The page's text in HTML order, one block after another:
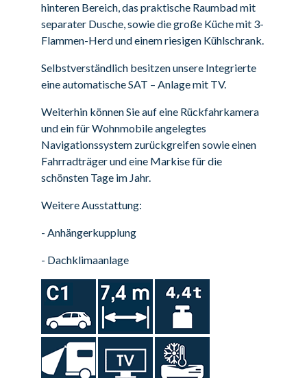
hinteren Bereich, das praktische Raumbad mit
separater Dusche, sowie die große Küche mit 3-
Flammen-Herd und einem riesigen Kühlschrank.
Selbstverständlich besitzen unsere Integrierte
eine automatische SAT – Anlage mit TV.
Weiterhin können Sie auf eine Rückfahrkamera
und ein für Wohnmobile angelegtes
Navigationssystem zurückgreifen sowie einen
Fahrradträger und eine Markise für die
schönsten Tage im Jahr.
Weitere Ausstattung:
- Anhängerkupplung
- Dachklimaanlage